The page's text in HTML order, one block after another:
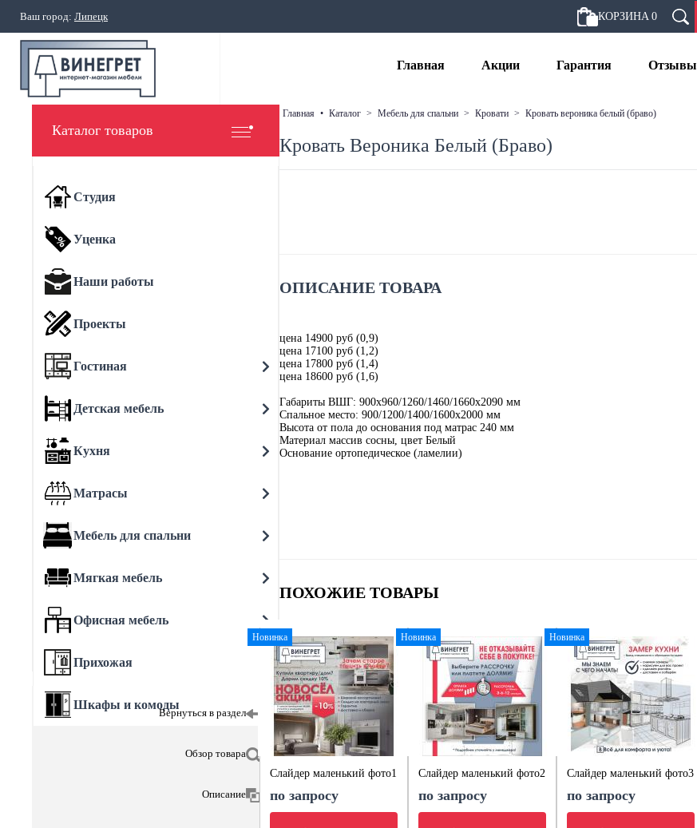
Ваш город: Липецк КОРЗИНА 0
Главная Акции Гарантия Отзывы
Каталог товаров
Студия
Уценка
Наши работы
Проекты
Гостиная
Детская мебель
Кухня
Матрасы
Мебель для спальни
Мягкая мебель
Офисная мебель
Прихожая
Шкафы и комоды
Вернуться в раздел
Обзор товара
Описание
главная • каталог > мебель для спальни > кровати > кровать вероника белый (браво)
Кровать Вероника Белый (Браво)
ОПИСАНИЕ ТОВАРА
цена 14900 руб (0,9)
цена 17100 руб (1,2)
цена 17800 руб (1,4)
цена 18600 руб (1,6)
Габариты ВШГ: 900х960/1260/1460/1660х2090 мм
Спальное место: 900/1200/1400/1600х2000 мм
Высота от пола до основания под матрас 240 мм
Материал массив сосны, цвет Белый
Основание ортопедическое (ламелии)
ПОХОЖИЕ ТОВАРЫ
Новинка
Слайдер маленький фото1
по запросу
Новинка
Слайдер маленький фото2
по запросу
Новинка
Слайдер маленький фото3
по запросу